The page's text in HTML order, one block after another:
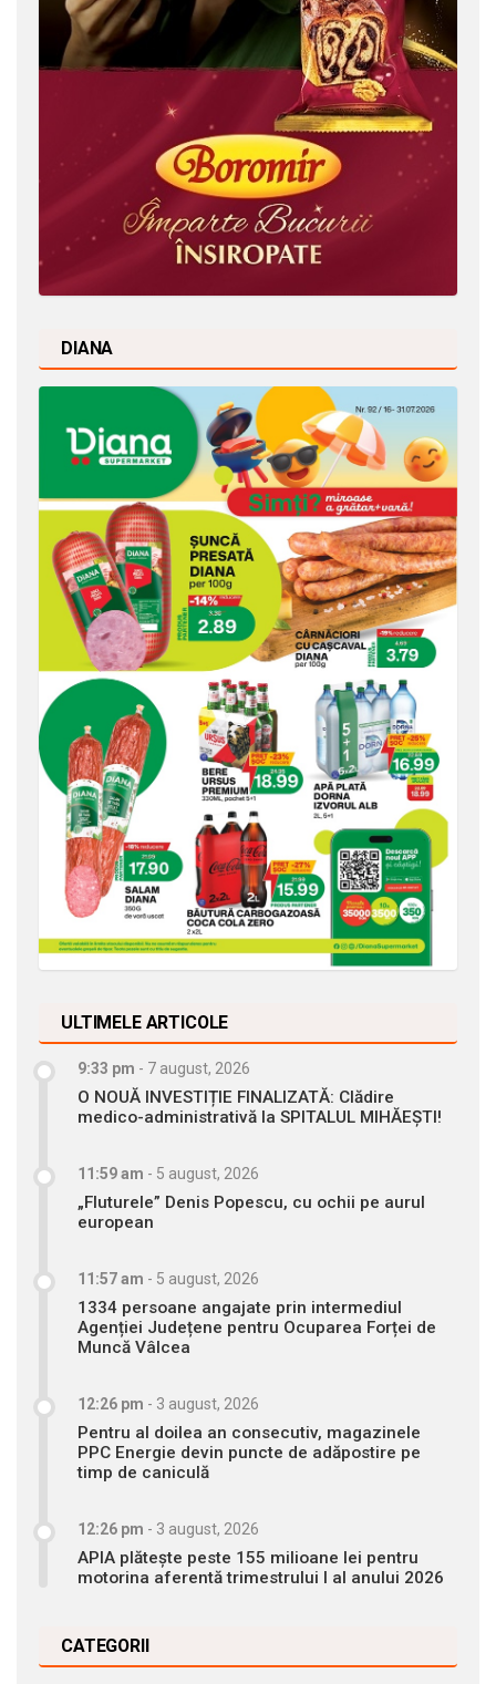
DIANA
ULTIMELE ARTICOLE
9:33 pm - 7 august, 2026
O NOUĂ INVESTIȚIE FINALIZATĂ: Clădire
medico-administrativă la SPITALUL MIHĂEȘTI!
11:59 am - 5 august, 2026
„Fluturele” Denis Popescu, cu ochii pe aurul
european
11:57 am - 5 august, 2026
1334 persoane angajate prin intermediul
Agenției Județene pentru Ocuparea Forței de
Muncă Vâlcea
12:26 pm - 3 august, 2026
Pentru al doilea an consecutiv, magazinele
PPC Energie devin puncte de adăpostire pe
timp de caniculă
12:26 pm - 3 august, 2026
APIA plătește peste 155 milioane lei pentru
motorina aferentă trimestrului I al anului 2026
CATEGORII